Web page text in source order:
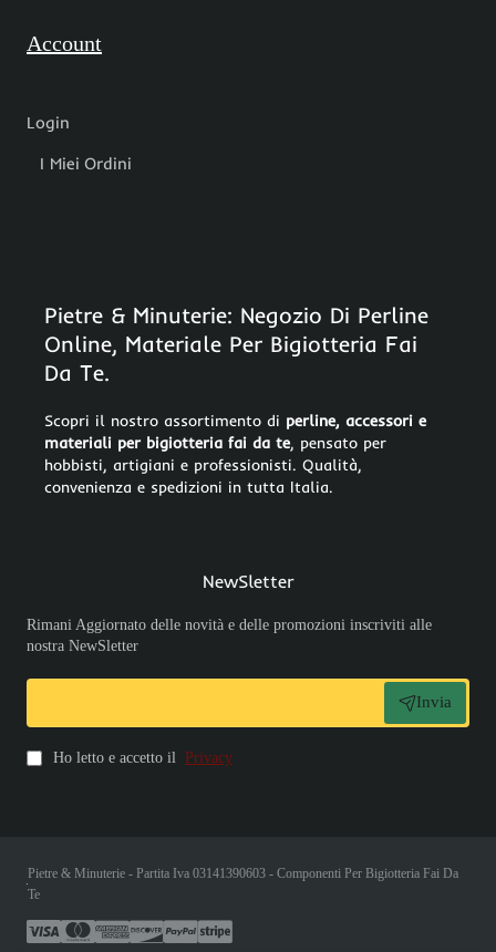
Account
Login
I Miei Ordini
Pietre & Minuterie: Negozio Di Perline
Online, Materiale Per Bigiotteria Fai
Da Te.
Scopri il nostro assortimento di perline, accessori e
materiali per bigiotteria fai da te, pensato per
hobbisti, artigiani e professionisti. Qualità,
convenienza e spedizioni in tutta Italia.
NewSletter
Rimani Aggiornato delle novità e delle promozioni inscriviti alle
nostra NewSletter
Invia
Ho letto e accetto il Privacy
Pietre & Minuterie - Partita Iva 03141390603 - Componenti Per Bigiotteria Fai Da
Te